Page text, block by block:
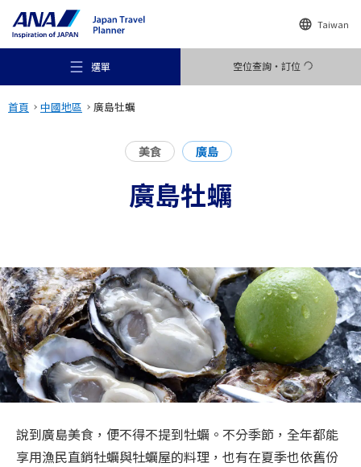
Taiwan
選單 空位查詢・訂位
目的地
旅遊資訊
首頁 中國地區 廣島牡蠣
美食 廣島
廣島牡蠣
說到廣島美食，便不得不提到牡蠣。不分季節，全年都能
享用漁民直銷牡蠣與牡蠣屋的料理，也有在夏季也依舊份